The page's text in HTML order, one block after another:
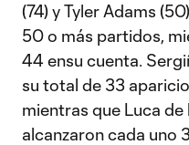
(74) y Tyler Adams
50 o más partidos,
44 ensu cuenta.
su total de 33
mientras que Luca de
alcanzaron cada uno